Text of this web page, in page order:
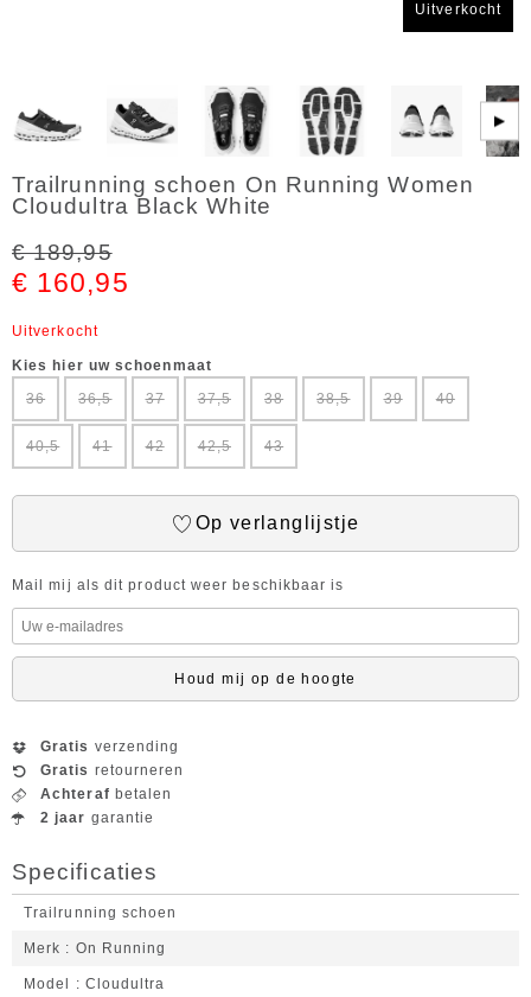
Uitverkocht
▶
Trailrunning schoen On Running Women
Cloudultra Black White
€ 189,95
€ 160,95
Uitverkocht
Kies hier uw schoenmaat
36
36,5 37 37,5 38 38,5 39 40
40,5 41 42 42,5 43
Op verlanglijstje
Mail mij als dit product weer beschikbaar is
Houd mij op de hoogte
Gratis verzending
Gratis retourneren
Achteraf betalen
2 jaar garantie
Specificaties
Trailrunning schoen
Merk On Running
Model Cloudultra